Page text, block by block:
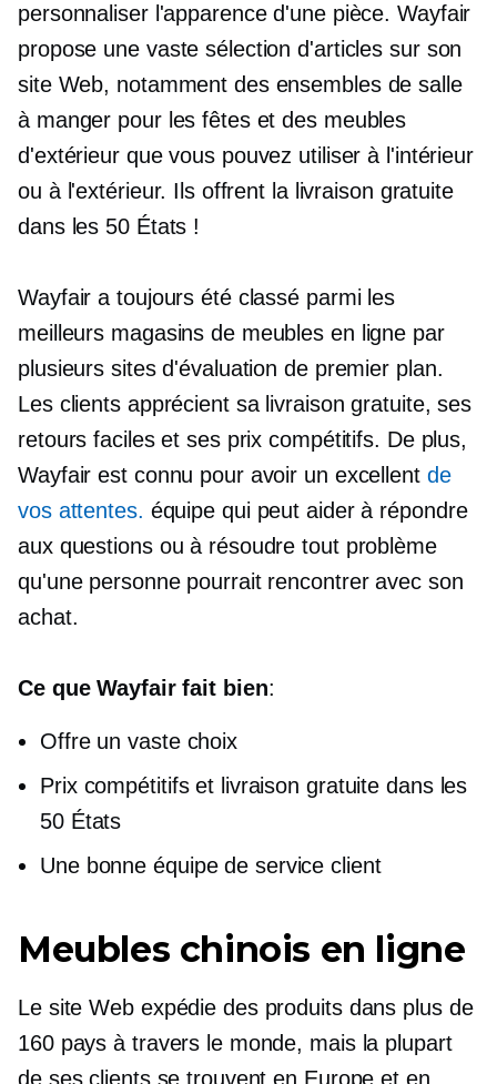
personnaliser l'apparence d'une pièce. Wayfair
propose une vaste sélection d'articles sur son
site Web, notamment des ensembles de salle
à manger pour les fêtes et des meubles
d'extérieur que vous pouvez utiliser à l'intérieur
ou à l'extérieur. Ils offrent la livraison gratuite
dans les 50 États !
Wayfair a toujours été classé parmi les
meilleurs magasins de meubles en ligne par
plusieurs sites d'évaluation de premier plan.
Les clients apprécient sa livraison gratuite, ses
retours faciles et ses prix compétitifs. De plus,
Wayfair est connu pour avoir un excellent de
vos attentes. équipe qui peut aider à répondre
aux questions ou à résoudre tout problème
qu'une personne pourrait rencontrer avec son
achat.
Ce que Wayfair fait bien:
Offre un vaste choix
Prix ​​compétitifs et livraison gratuite dans les
50 États
Une bonne équipe de service client
Meubles chinois en ligne
Le site Web expédie des produits dans plus de
160 pays à travers le monde, mais la plupart
de ses clients se trouvent en Europe et en